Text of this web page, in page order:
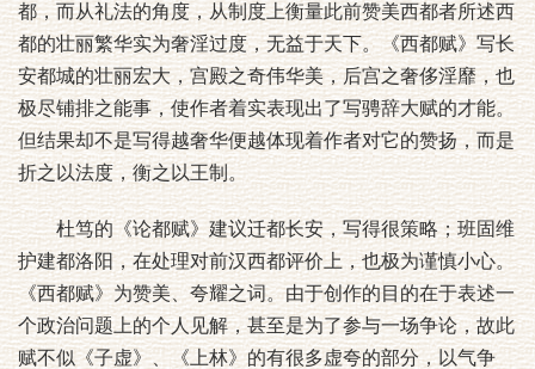
都，而从礼法的角度，从制度上衡量此前赞美西都者所述西
都的壮丽繁华实为奢淫过度，无益于天下。《西都赋》写长
安都城的壮丽宏大，宫殿之奇伟华美，后宫之奢侈淫靡，也
极尽铺排之能事，使作者着实表现出了写骋辞大赋的才能。
但结果却不是写得越奢华便越体现着作者对它的赞扬，而是
折之以法度，衡之以王制。
杜笃的《论都赋》建议迁都长安，写得很策略；班固维
护建都洛阳，在处理对前汉西都评价上，也极为谨慎小心。
《西都赋》为赞美、夸耀之词。由于创作的目的在于表述一
个政治问题上的个人见解，甚至是为了参与一场争论，故此
赋不似《子虚》、《上林》的有很多虚夸的部分，以气争